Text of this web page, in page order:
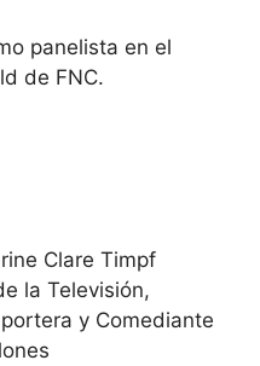
panelista en el
de FNC.
Clare Timpf
la Televisión,
y Comediante